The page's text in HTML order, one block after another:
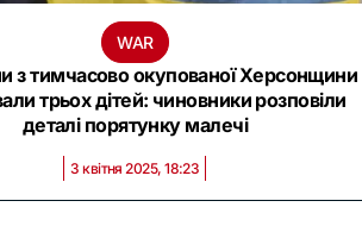
WAR
з тимчасово окупованої Херсонщини
трьох дітей: чиновники розповіли
деталі порятунку малечі
3 квітня 2025, 18:23